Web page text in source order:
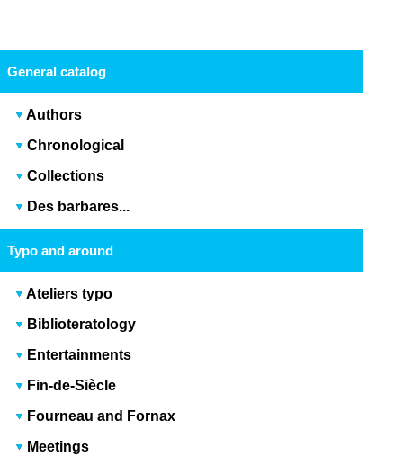
General catalog
Authors
Chronological
Collections
Des barbares...
Typo and around
Ateliers typo
Biblioteratology
Entertainments
Fin-de-Siècle
Fourneau and Fornax
Meetings